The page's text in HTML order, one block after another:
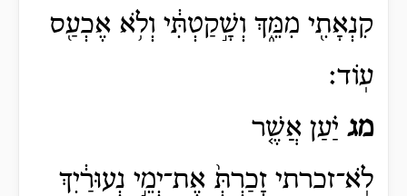
קִנְאָתִ֖י מִמֵּ֑ךְ וְשָׁ֣קַטְתִּ֔י וְלֹ֥א אֶכְעַ֖ס
עֽוֹד׃
מג יַ֗עַן אֲשֶׁ֤ר
לֹֽא־זכרתי זָכַרְתְּ֙ אֶת־יְמֵ֣י נְעוּרַ֔יִךְ